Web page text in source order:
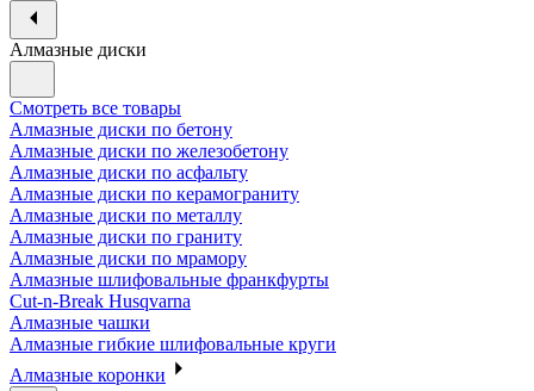
Алмазные диски
Смотреть все товары
Алмазные диски по бетону
Алмазные диски по железобетону
Алмазные диски по асфальту
Алмазные диски по керамограниту
Алмазные диски по металлу
Алмазные диски по граниту
Алмазные диски по мрамору
Алмазные шлифовальные франкфурты
Cut-n-Break Husqvarna
Алмазные чашки
Алмазные гибкие шлифовальные круги
Алмазные коронки